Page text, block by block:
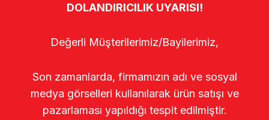
DOLANDIRICILIK UYARISI!
Değerli Müşterilerimiz/Bayilerimiz,
Son zamanlarda, firmamızın adı ve sosyal
medya görselleri kullanılarak ürün satışı ve
pazarlaması yapıldığı tespit edilmiştir.